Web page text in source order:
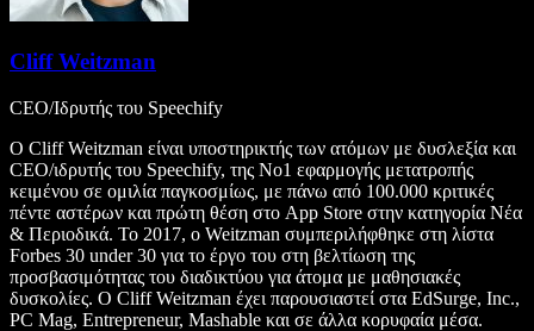
Cliff Weitzman
CEO/Ιδρυτής του Speechify
Ο Cliff Weitzman είναι υποστηρικτής των ατόμων με δυσλεξία και
CEO/ιδρυτής του Speechify, της Νο1 εφαρμογής μετατροπής
κειμένου σε ομιλία παγκοσμίως, με πάνω από 100.000 κριτικές
πέντε αστέρων και πρώτη θέση στο App Store στην κατηγορία Νέα
& Περιοδικά. Το 2017, ο Weitzman συμπεριλήφθηκε στη λίστα
Forbes 30 under 30 για το έργο του στη βελτίωση της
προσβασιμότητας του διαδικτύου για άτομα με μαθησιακές
δυσκολίες. Ο Cliff Weitzman έχει παρουσιαστεί στα EdSurge, Inc.,
PC Mag, Entrepreneur, Mashable και σε άλλα κορυφαία μέσα.